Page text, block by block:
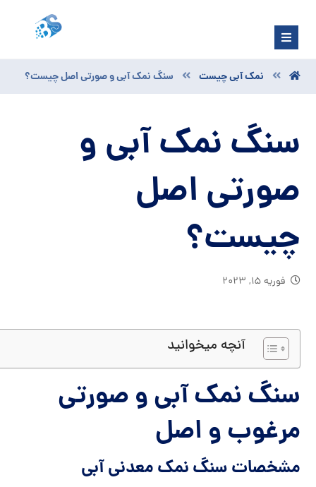
نمک آبی چیست سنگ نمک آبی و صورتی اصل چیست؟
سنگ نمک آبی و
صورتی اصل
چیست؟
فوریه ۱۵, ۲۰۲۳
آنچه میخوانید
سنگ نمک آبی و صورتی
مرغوب و اصل
مشخصات سنگ نمک معدنی آبی